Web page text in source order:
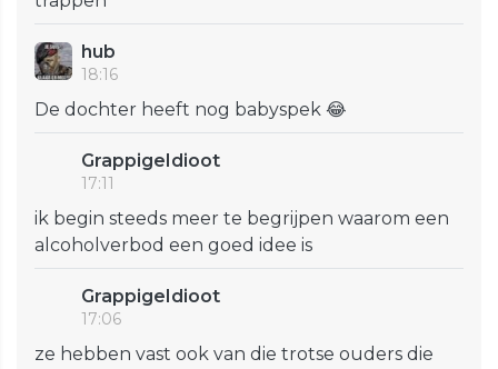
hub
18:16
De dochter heeft nog babyspek 😂
GrappigeIdioot
17:11
ik begin steeds meer te begrijpen waarom een
alcoholverbod een goed idee is
GrappigeIdioot
17:06
ze hebben vast ook van die trotse ouders die